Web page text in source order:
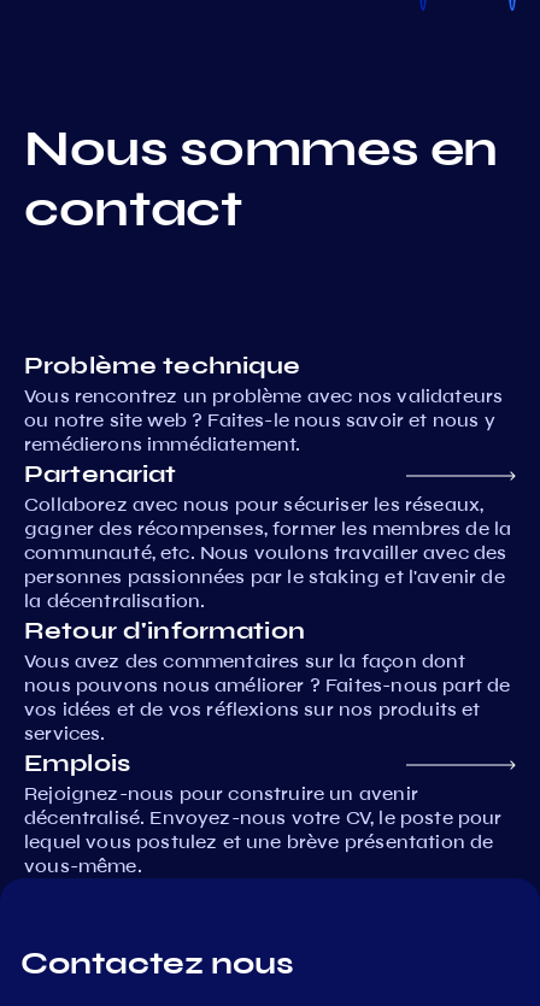
Nous sommes en
contact
Problème technique
Vous rencontrez un problème avec nos validateurs
ou notre site web ? Faites-le nous savoir et nous y
remédierons immédiatement.
Partenariat
Collaborez avec nous pour sécuriser les réseaux,
gagner des récompenses, former les membres de la
communauté, etc. Nous voulons travailler avec des
personnes passionnées par le staking et l'avenir de
la décentralisation.
Retour d'information
Vous avez des commentaires sur la façon dont
nous pouvons nous améliorer ? Faites-nous part de
vos idées et de vos réflexions sur nos produits et
services.
Emplois
Rejoignez-nous pour construire un avenir
décentralisé. Envoyez-nous votre CV, le poste pour
lequel vous postulez et une brève présentation de
vous-même.
Contactez nous